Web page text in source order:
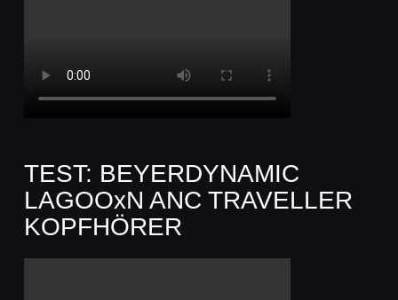
TEST: BEYERDYNAMIC
LAGOOxN ANC TRAVELLER
KOPFHÖRER